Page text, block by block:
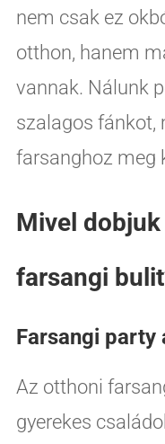
nem csak ez
otthon, hanem
vannak. Nálunk
szalagos fánkot,
farsanghoz meg
Mivel
farsangi
Farsangi party
Az otthoni
gyerekes